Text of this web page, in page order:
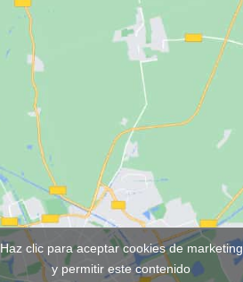
Haz clic para aceptar cookies de marketing
y permitir este contenido